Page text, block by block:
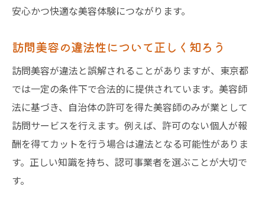
安心かつ快適な美容体験につながります。
訪問美容の違法性について正しく知ろう
訪問美容が違法と誤解されることがありますが、東京都
では一定の条件下で合法的に提供されています。美容師
法に基づき、自治体の許可を得た美容師のみが業として
訪問サービスを行えます。例えば、許可のない個人が報
酬を得てカットを行う場合は違法となる可能性がありま
す。正しい知識を持ち、認可事業者を選ぶことが大切で
す。